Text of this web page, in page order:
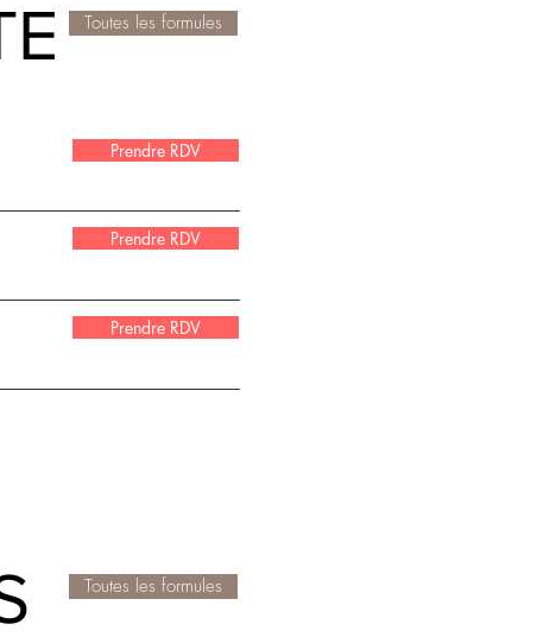
Toutes les formules
Prendre RDV
Prendre RDV
Prendre RDV
Toutes les formules